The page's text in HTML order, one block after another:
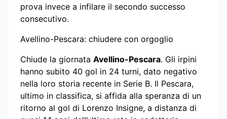
prova invece a infilare il secondo successo
consecutivo.
Avellino-Pescara: chiudere con orgoglio
Chiude la giornata Avellino-Pescara. Gli irpini
hanno subito 40 gol in 24 turni, dato negativo
nella loro storia recente in Serie B. Il Pescara,
ultimo in classifica, si affida alla speranza di un
ritorno al gol di Lorenzo Insigne, a distanza di